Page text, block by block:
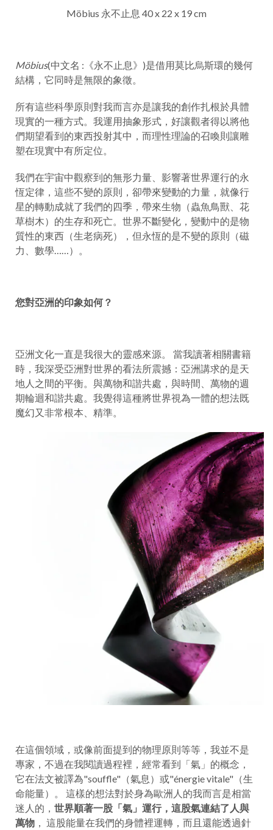
Möbius 永不止息 40 x 22 x 19 cm
Möbius(中文名 :《永不止息》)是借用莫比烏斯環的幾何
結構，它同時是無限的象徵。
所有這些科學原則對我而言亦是讓我的創作扎根於具體
現實的一種方式。我運用抽象形式，好讓觀者得以將他
們期望看到的東西投射其中，而理性理論的召喚則讓雕
塑在現實中有所定位。
我們在宇宙中觀察到的無形力量、影響著世界運行的永
恆定律，這些不變的原則，卻帶來變動的力量，就像行
星的轉動成就了我們的四季，帶來生物（蟲魚鳥獸、花
草樹木）的生存和死亡。世界不斷變化，變動中的是物
質性的東西（生老病死），但永恆的是不變的原則（磁
力、數學……）。
您對亞洲的印象如何？
亞洲文化一直是我很大的靈感來源。 當我讀著相關書籍
時，我深受亞洲對世界的看法所震撼：亞洲講求的是天
地人之間的平衡。與萬物和諧共處，與時間、萬物的週
期輪迴和諧共處。我覺得這種將世界視為一體的想法既
魔幻又非常根本、精準。
在這個領域，或像前面提到的物理原則等等，我並不是
專家，不過在我閱讀過程裡，經常看到「氣」的概念，
它在法文被譯為"souffle"（氣息）或"énergie vitale"（生
命能量）。 這樣的想法對於身為歐洲人的我而言是相當
迷人的， 世界順著一股「氣」運行，這股氣連結了人與
萬物 ， 這股能量在我們的身體裡運轉，而且還能透過針